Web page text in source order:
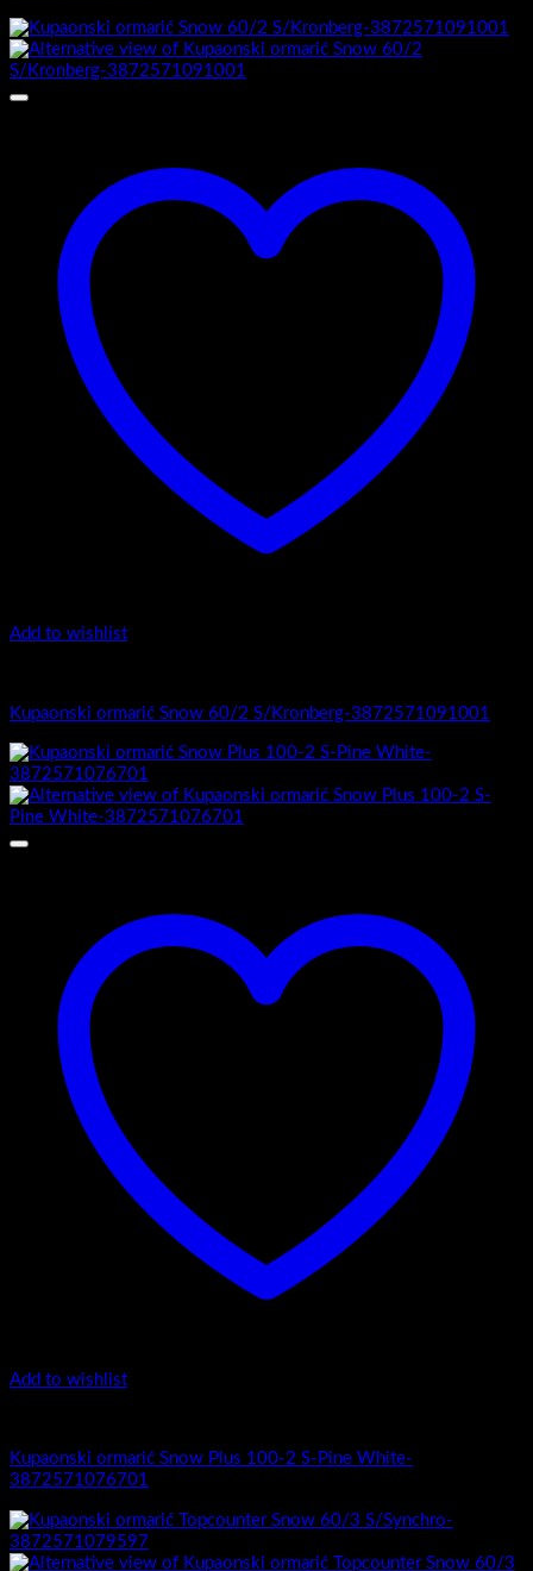
Add to wishlist
Kupaonski ormarić Snow 60/2 S/Kronberg-3872571091001
Add to wishlist
Kupaonski ormarić Snow Plus 100-2 S-Pine White-
3872571076701